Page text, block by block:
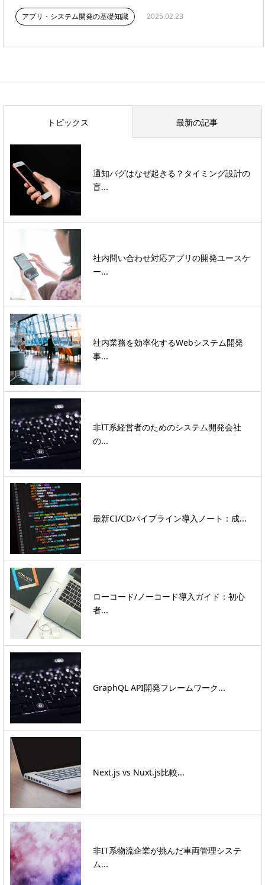
アプリ・システム開発の基礎知識 2025.02.23
トピックス 最新の記事
通知バグはなぜ起きる？タイミング設計の
盲...
社内問い合わせ対応アプリの開発ユースケ
ー...
社内業務を効率化するWebシステム開発
事...
非IT系経営者のためのシステム開発会社
の...
最新CI/CDパイプライン導入ノート：成...
ローコード/ノーコード導入ガイド：初心
者...
GraphQL API開発フレームワーク...
Next.js vs Nuxt.js比較...
非IT系物流企業が挑んだ車両管理システ
ム...